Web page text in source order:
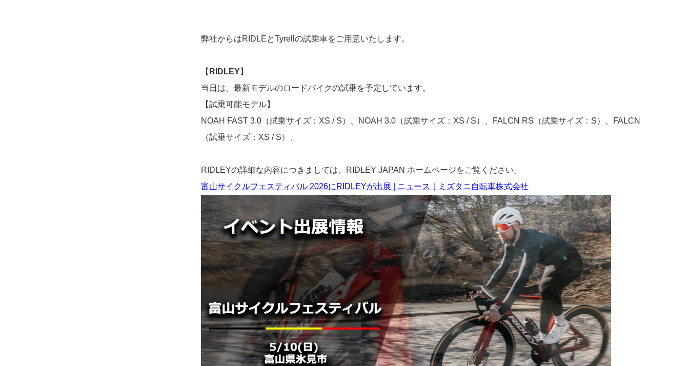
弊社からはRIDLEとTyrellの試乗車をご用意いたします。
【 RIDLEY】
当日は、最新モデルのロードバイクの試乗を予定しています。
【試乗可能モデル】
NOAH FAST 3.0（試乗サイズ：XS / S）、NOAH 3.0（試乗サイズ：XS / S）、FALCN RS（試乗サイズ：S）、FALCN
（試乗サイズ：XS / S）、
RIDLEYの詳細な内容につきましては、RIDLEY JAPAN ホームページをご覧ください。
富山サイクルフェスティバル 2026にRIDLEYが出展 | ニュース｜ミズタニ自転車株式会社